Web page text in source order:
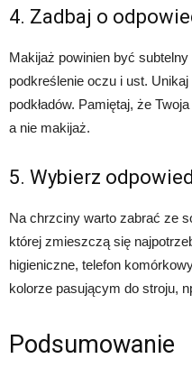
4. Zadbaj o
Makijaż powinien być
podkreślenie oczu i ust.
podkładów. Pamiętaj, że
a nie makijaż.
5. Wybierz
Na chrzciny warto zabrać ze
której zmieszczą się
higieniczne, telefon
kolorze pasującym do stroju,
Podsumowanie